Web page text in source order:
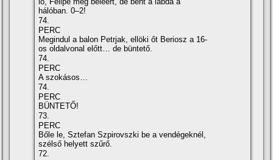
hálóban. 0–2!
74.
PERC
Megindul a balon Petrjak, ellöki őt Beriosz a 16-
os oldalvonal előtt… de büntető.
74.
PERC
A szokásos…
74.
PERC
BÜNTETŐ!
73.
PERC
Bőle le, Sztefan Szpirovszki be a vendégeknél,
szélső helyett szűrő.
72.